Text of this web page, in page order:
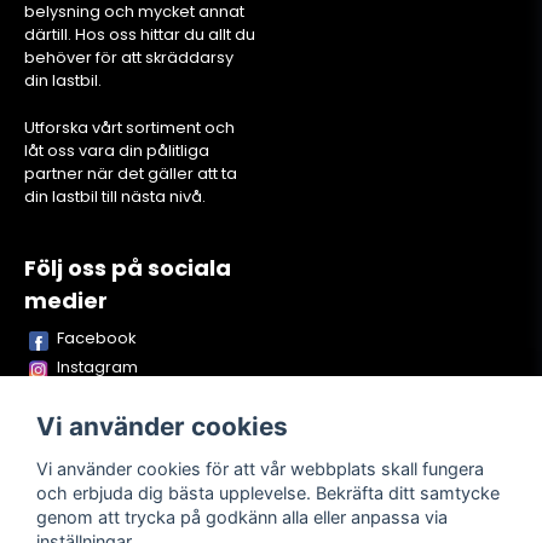
belysning och mycket annat
därtill. Hos oss hittar du allt du
behöver för att skräddarsy
din lastbil.
Utforska vårt sortiment och
låt oss vara din pålitliga
partner när det gäller att ta
din lastbil till nästa nivå.
Följ oss på sociala
medier
Facebook
Instagram
TikTok
Vi använder cookies
Vi använder cookies för att vår webbplats skall fungera
och erbjuda dig bästa upplevelse. Bekräfta ditt samtycke
genom att trycka på godkänn alla eller anpassa via